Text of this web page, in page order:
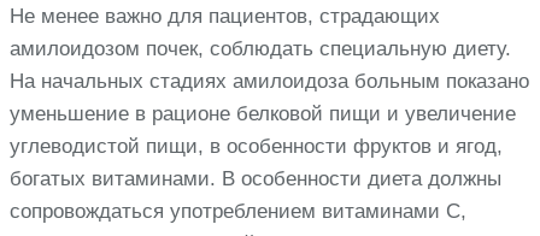
Не менее важно для пациентов, страдающих
амилоидозом почек, соблюдать специальную диету.
На начальных стадиях амилоидоза больным показано
уменьшение в рационе белковой пищи и увеличение
углеводистой пищи, в особенности фруктов и ягод,
богатых витаминами. В особенности диета должны
сопровождаться употреблением витаминами С,